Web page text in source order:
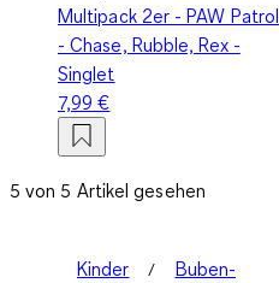
Multipack 2er - PAW Patrol
- Chase, Rubble, Rex -
Singlet
7,99 €
5 von 5 Artikel gesehen
Kinder
Buben-